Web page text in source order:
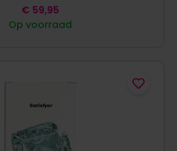
Op voorraad
€ 59,95